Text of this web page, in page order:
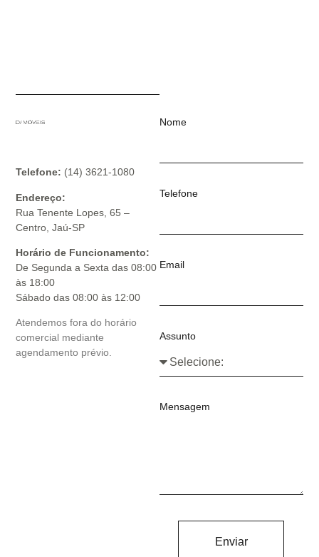
Telefone: (14) 3621-1080
Endereço:
Rua Tenente Lopes, 65 –
Centro, Jaú-SP
Horário de Funcionamento:
De Segunda a Sexta das 08:00
às 18:00
Sábado das 08:00 às 12:00
Atendemos fora do horário
comercial mediante
agendamento prévio.
Nome
Telefone
Email
Assunto
Mensagem
Enviar